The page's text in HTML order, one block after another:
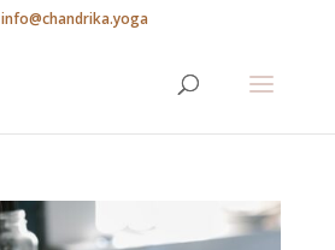
info@chandrika.yoga